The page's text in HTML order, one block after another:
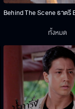
Behind The Scene ธาตรี
ทั้งหมด